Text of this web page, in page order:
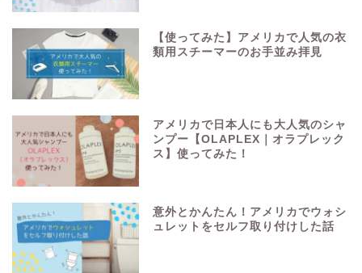
【使ってみた】アメリカで人気の衣
類用スチーマーのお手並み拝見
アメリカで日本人にも大人気のシャ
ンプー【OLAPLEX｜オラプレック
ス】使ってみた！
意外とかんたん！アメリカでウォシ
ュレットをセルフ取り付けした話